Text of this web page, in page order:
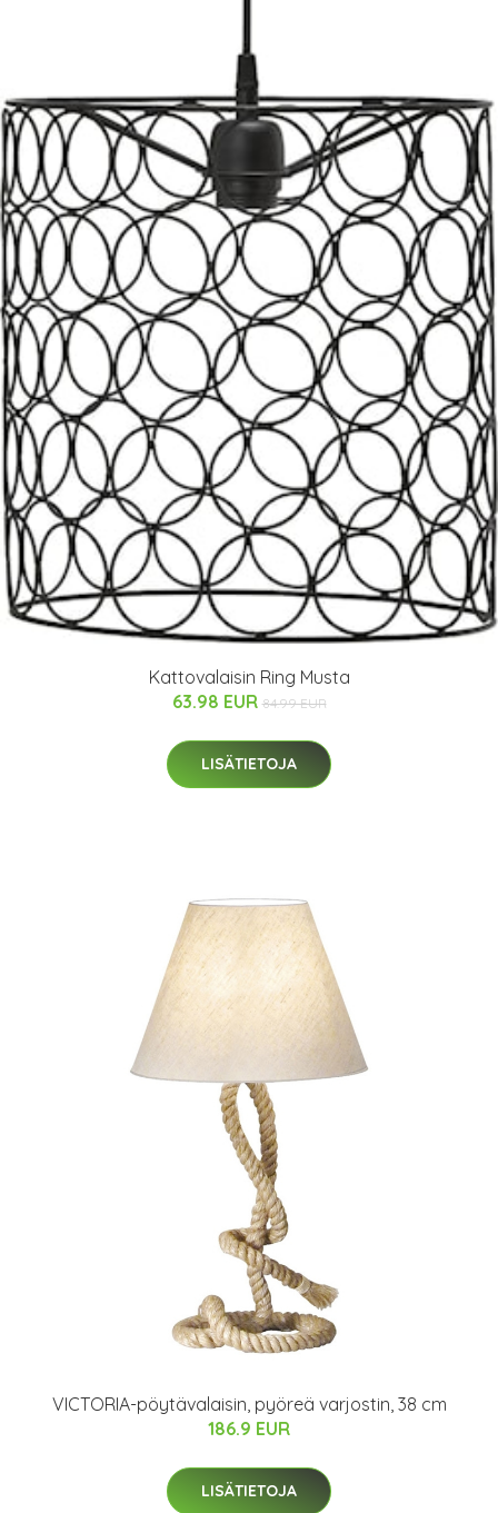
Kattovalaisin Ring Musta
63.98 EUR 84.99 EUR
LISÄTIETOJA
VICTORIA-pöytävalaisin, pyöreä varjostin, 38 cm
186.9 EUR
LISÄTIETOJA